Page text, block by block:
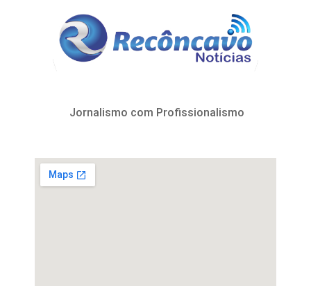
Jornalismo com Profissionalismo